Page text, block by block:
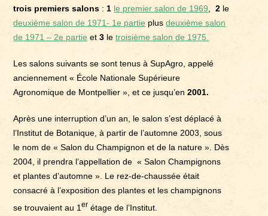
trois premiers salons :1 le premier salon de 1969,2 le
deuxième salon de 1971- 1e partie plusdeuxième salon
de 1971 – 2e partie et3 letroisième salon de 1975.
Les salons suivants se sont tenus à SupAgro, appelé
anciennement « École Nationale Supérieure
Agronomique de Montpellier », et ce jusqu’en2001.
Après une interruption d’un an, le salon s’est déplacé à
l’Institut de Botanique, à partir de l’automne 2003, sous
le nom de « Salon du Champignon et de la nature ». Dès
2004, il prendra l’appellation de « Salon Champignons
et plantes d’automne ». Le rez-de-chaussée était
consacré à l’exposition des plantes et les champignons
se trouvaient au 1er étage de l’Institut.